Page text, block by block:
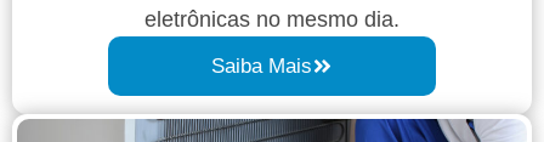
eletrônicas no mesmo dia.
Saiba Mais